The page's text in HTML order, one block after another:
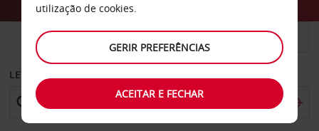
CARRO COMERCIAIS
LEVANTAR EM
utilização de cookies.
GERIR PREFERÊNCIAS
ACEITAR E FECHAR